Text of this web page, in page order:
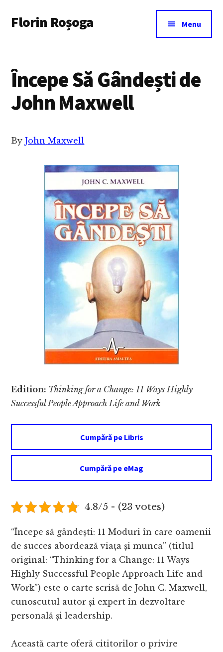
main
menu
Florin Roșoga Menu
Începe Să Gândești de
John Maxwell
ByJohn Maxwell
Edition: Thinking for a Change: 11 Ways Highly
Successful People Approach Life and Work
Cumpără pe Libris
Cumpără pe eMag
4.8/5 - (23 votes)
“Începe să gândești: 11 Moduri în care oamenii
de succes abordează viața și munca” (titlul
original: “Thinking for a Change: 11 Ways
Highly Successful People Approach Life and
Work”) este o carte scrisă de John C. Maxwell,
cunoscutul autor și expert în dezvoltare
personală și leadership.
Această carte oferă cititorilor o privire